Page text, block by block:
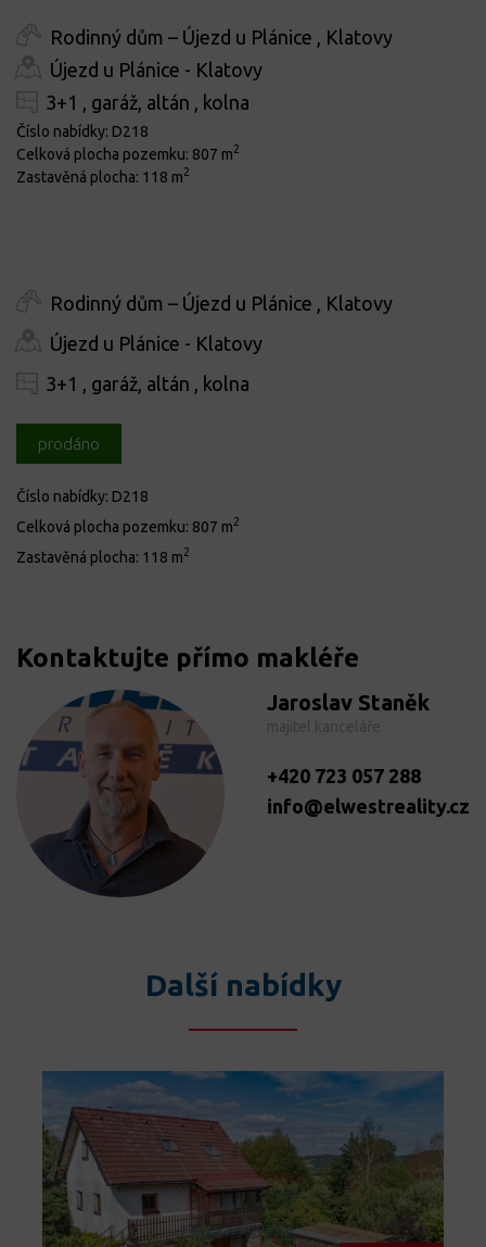
Rodinný dům – Újezd u Plánice , Klatovy
Újezd u Plánice - Klatovy
3+1 , garáž, altán , kolna
Číslo nabídky: D218
Celková plocha pozemku: 807 m2
Zastavěná plocha: 118 m2
Rodinný dům – Újezd u Plánice , Klatovy
Újezd u Plánice - Klatovy
3+1 , garáž, altán , kolna
prodáno
Číslo nabídky: D218
Celková plocha pozemku: 807 m2
Zastavěná plocha: 118 m2
Kontaktujte přímo makléře
Jaroslav Staněk
+420 723 057 288
info@elwestreality.cz
Další nabídky